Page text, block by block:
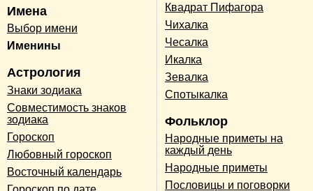
Имена
Выбор имени
Именины
Астрология
Знаки зодиака
Совместимость знаков
зодиака
Гороскоп
Любовный гороскоп
Восточный календарь
Квадрат Пифагора
Чихалка
Чесалка
Икалка
Зевалка
Спотыкалка
Фольклор
Народные приметы на
каждый день
Народные приметы
Пословицы и поговорки